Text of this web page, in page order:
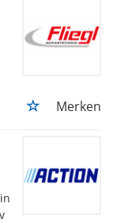
Merken